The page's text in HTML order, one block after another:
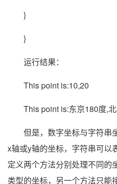
}
}
运行结果：
This point is:10,20
This point is:东京180度,北
但是，数字坐标与字符串
x轴或y轴的坐标，字符串可以
定义两个方法分别处理不同的
类型的坐标，另一个方法只能